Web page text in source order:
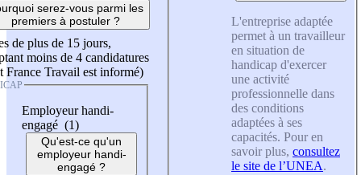
serez-vous parmi les
premiers à postuler ?
de plus de 15 jours,
moins de 4 candidatures
France Travail est informé)
Employeur handi-
engagé (1)
Qu'est-ce qu'un
employeur handi-
engagé ?
L'entreprise adaptée
permet à un travailleur
en situation de
handicap d'exercer
une activité
professionnelle dans
des conditions
adaptées à ses
capacités. Pour en
savoir plus, consultez
le site de l’UNEA.